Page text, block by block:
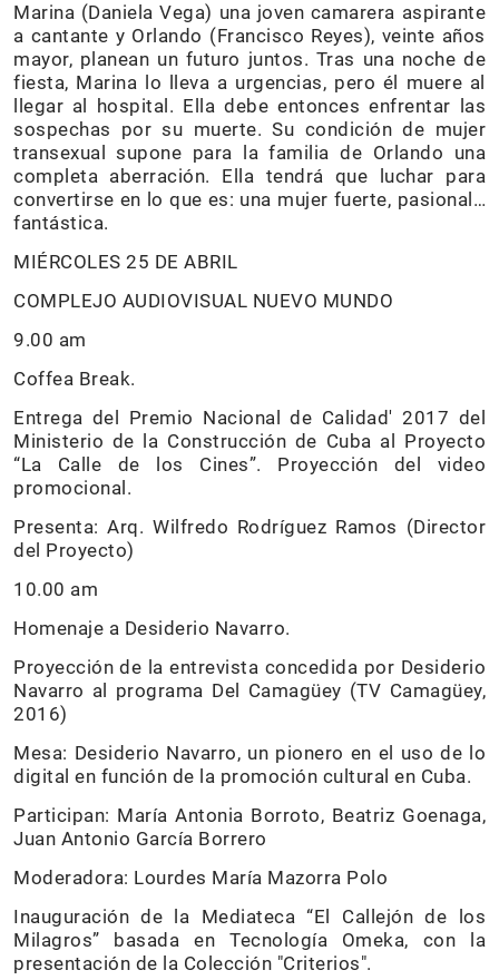
Marina (Daniela Vega) una joven camarera aspirante
a cantante y Orlando (Francisco Reyes), veinte años
mayor, planean un futuro juntos. Tras una noche de
fiesta, Marina lo lleva a urgencias, pero él muere al
llegar al hospital. Ella debe entonces enfrentar las
sospechas por su muerte. Su condición de mujer
transexual supone para la familia de Orlando una
completa aberración. Ella tendrá que luchar para
convertirse en lo que es: una mujer fuerte, pasional…
fantástica.
MIÉRCOLES 25 DE ABRIL
COMPLEJO AUDIOVISUAL NUEVO MUNDO
9.00 am
Coffea Break.
Entrega del Premio Nacional de Calidad' 2017 del
Ministerio de la Construcción de Cuba al Proyecto
“La Calle de los Cines”. Proyección del video
promocional.
Presenta: Arq. Wilfredo Rodríguez Ramos (Director
del Proyecto)
10.00 am
Homenaje a Desiderio Navarro.
Proyección de la entrevista concedida por Desiderio
Navarro al programa Del Camagüey (TV Camagüey,
2016)
Mesa: Desiderio Navarro, un pionero en el uso de lo
digital en función de la promoción cultural en Cuba.
Participan: María Antonia Borroto, Beatriz Goenaga,
Juan Antonio García Borrero
Moderadora: Lourdes María Mazorra Polo
Inauguración de la Mediateca “El Callejón de los
Milagros” basada en Tecnología Omeka, con la
presentación de la Colección "Criterios".